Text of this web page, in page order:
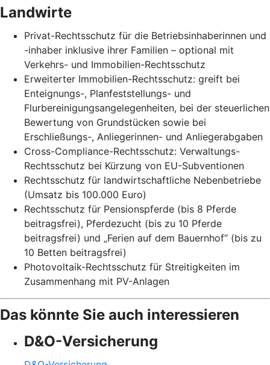
Landwirte
Privat-Rechtsschutz für die Betriebsinhaberinnen und
-inhaber inklusive ihrer Familien – optional mit
Verkehrs- und Immobilien-Rechtsschutz
Erweiterter Immobilien-Rechtsschutz: greift bei
Enteignungs-, Planfeststellungs- und
Flurbereinigungsangelegenheiten, bei der steuerlichen
Bewertung von Grundstücken sowie bei
Erschließungs-, Anliegerinnen- und Anliegerabgaben
Cross-Compliance-Rechtsschutz: Verwaltungs-
Rechtsschutz bei Kürzung von EU-Subventionen
Rechtsschutz für landwirtschaftliche Nebenbetriebe
(Umsatz bis 100.000 Euro)
Rechtsschutz für Pensionspferde (bis 8 Pferde
beitragsfrei), Pferdezucht (bis zu 10 Pferde
beitragsfrei) und „Ferien auf dem Bauernhof“ (bis zu
10 Betten beitragsfrei)
Photovoltaik-Rechtsschutz für Streitigkeiten im
Zusammenhang mit PV-Anlagen
Das könnte Sie auch interessieren
D&O-Versicherung